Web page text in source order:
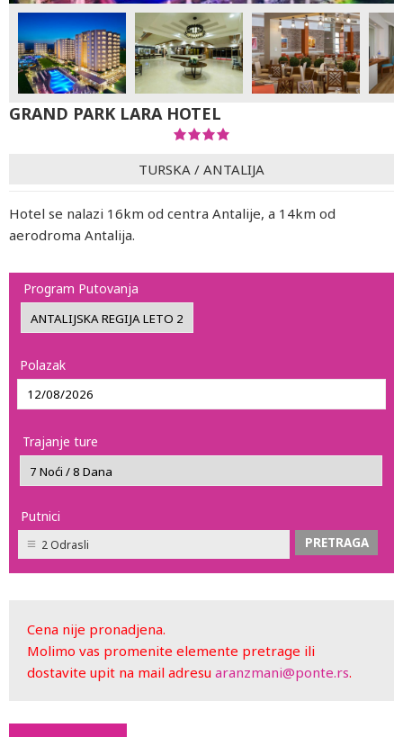
GRAND PARK LARA HOTEL
TURSKA / ANTALIJA
Hotel se nalazi 16km od centra Antalije, a 14km od
aerodroma Antalija.
Program Putovanja
Polazak
Trajanje ture
Putnici
2 Odrasli
Cena nije pronadjena.
Molimo vas promenite elemente pretrage ili
dostavite upit na mail adresu aranzmani@ponte.rs.